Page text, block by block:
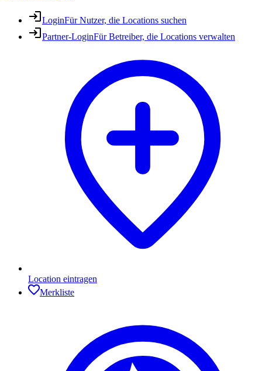
LoginFür Nutzer, die Locations suchen
Partner-LoginFür Betreiber, die Locations verwalten
Location eintragen
Merkliste